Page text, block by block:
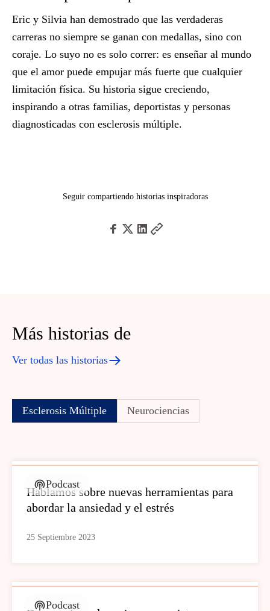
Eric y Silvia han demostrado que las verdaderas
carreras no siempre se ganan con medallas, sino con
coraje. Lo suyo no es solo correr: es enseñar al mundo
que el amor puede empujar más fuerte que cualquier
limitación física. Su historia sigue creciendo,
inspirando a otras familias, deportistas y personas
diagnosticadas con esclerosis múltiple.
Seguir compartiendo historias inspiradoras
Más historias de
Ver todas las historias
Esclerosis Múltiple Neurociencias
Podcast
Hablamos sobre nuevas herramientas para
abordar la ansiedad y el estrés
25 Septiembre 2023
Podcast